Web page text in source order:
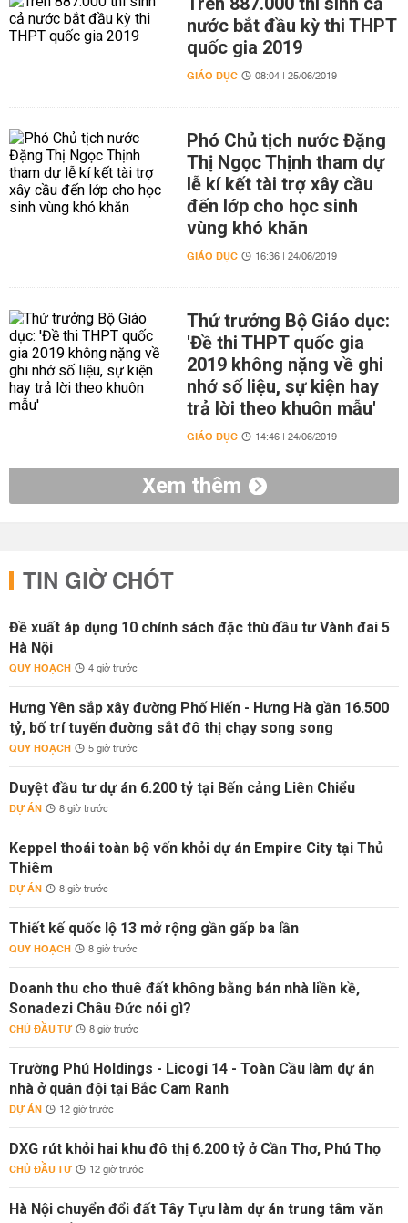
nước bắt đầu kỳ thi THPT
quốc gia 2019
GIÁO DỤC 08:04 | 25/06/2019
Phó Chủ tịch nước Đặng
Thị Ngọc Thịnh tham dự
lễ kí kết tài trợ xây cầu
đến lớp cho học sinh
vùng khó khăn
GIÁO DỤC 16:36 | 24/06/2019
Thứ trưởng Bộ Giáo dục:
'Đề thi THPT quốc gia
2019 không nặng về ghi
nhớ số liệu, sự kiện hay
trả lời theo khuôn mẫu'
GIÁO DỤC 14:46 | 24/06/2019
Xem thêm
TIN GIỜ CHÓT
Đề xuất áp dụng 10 chính sách đặc thù đầu tư Vành đai 5
Hà Nội
QUY HOẠCH 4 giờ trước
Hưng Yên sắp xây đường Phố Hiến - Hưng Hà gần 16.500
tỷ, bố trí tuyến đường sắt đô thị chạy song song
QUY HOẠCH 5 giờ trước
Duyệt đầu tư dự án 6.200 tỷ tại Bến cảng Liên Chiểu
DỰ ÁN 8 giờ trước
Keppel thoái toàn bộ vốn khỏi dự án Empire City tại Thủ
Thiêm
DỰ ÁN 8 giờ trước
Thiết kế quốc lộ 13 mở rộng gần gấp ba lần
QUY HOẠCH 8 giờ trước
Doanh thu cho thuê đất không bằng bán nhà liền kề,
Sonadezi Châu Đức nói gì?
CHỦ ĐẦU TƯ 8 giờ trước
Trường Phú Holdings - Licogi 14 - Toàn Cầu làm dự án
nhà ở quân đội tại Bắc Cam Ranh
DỰ ÁN 12 giờ trước
DXG rút khỏi hai khu đô thị 6.200 tỷ ở Cần Thơ, Phú Thọ
CHỦ ĐẦU TƯ 12 giờ trước
Hà Nội chuyển đổi đất Tây Tựu làm dự án trung tâm văn